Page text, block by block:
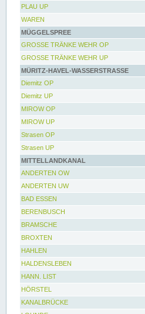
PLAU UP
WAREN
MÜGGELSPREE
GROSSE TRÄNKE WEHR OP
GROSSE TRÄNKE WEHR UP
MÜRITZ-HAVEL-WASSERSTRASSE
Diemitz OP
Diemitz UP
MIROW OP
MIROW UP
Strasen OP
Strasen UP
MITTELLANDKANAL
ANDERTEN OW
ANDERTEN UW
BAD ESSEN
BERENBUSCH
BRAMSCHE
BROXTEN
HAHLEN
HALDENSLEBEN
HANN. LIST
HÖRSTEL
KANALBRÜCKE